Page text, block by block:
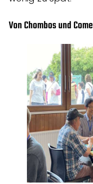
Von Chombos und